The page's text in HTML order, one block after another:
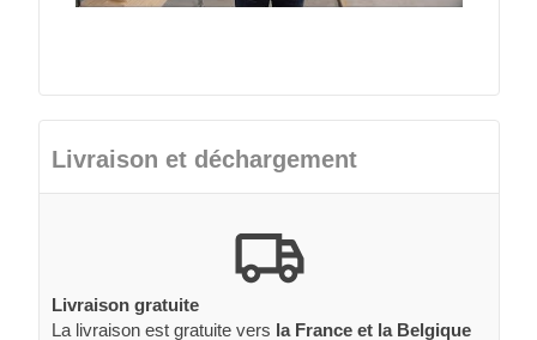
Livraison et déchargement
Livraison gratuite
La livraison est gratuite vers la France et la Belgique